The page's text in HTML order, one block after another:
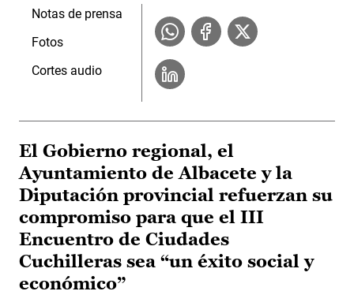
Notas de prensa
Fotos
Cortes audio
El Gobierno regional, el
Ayuntamiento de Albacete y la
Diputación provincial refuerzan su
compromiso para que el III
Encuentro de Ciudades
Cuchilleras sea “un éxito social y
económico”